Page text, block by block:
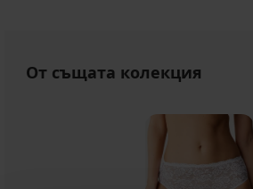
От същата колекция